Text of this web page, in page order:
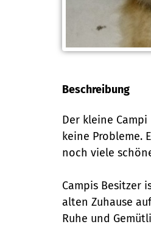
Beschreibung
Der kleine
keine Probleme.
noch viele
Campis Besitzer
alten Zuhause
Ruhe und